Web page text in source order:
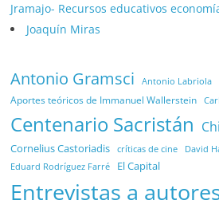
Jramajo- Recursos educativos
Joaquín Miras
Antonio Gramsci Antonio Labriola
Aportes teóricos de Immanuel Wallerstein
Centenario Sacristán
Cornelius Castoriadis críticas de cine David
Eduard Rodríguez Farré El Capital
Entrevistas a